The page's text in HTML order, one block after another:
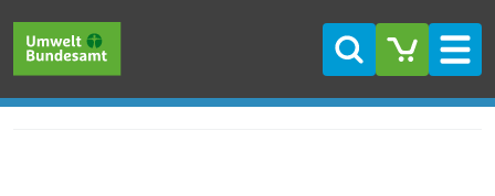
Suche